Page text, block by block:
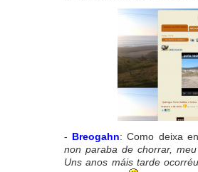
- Breogahn:Como deixa
non paraba de chorrar,
Uns anos máis tarde